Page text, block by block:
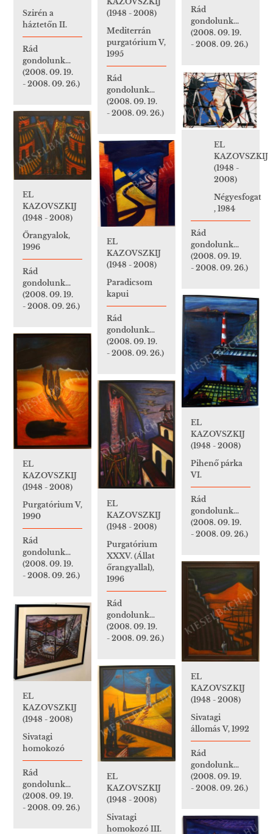
Szirén a
háztetőn II.
Rád
gondolunk...
(2008. 09. 19.
- 2008. 09. 26.)
(1948 - 2008)
Mediterrán
purgatórium V,
1995
Rád
gondolunk...
(2008. 09. 19.
- 2008. 09. 26.)
Rád
gondolunk...
(2008. 09. 19.
- 2008. 09. 26.)
EL
KAZOVSZKIJ
(1948 -
2008)
Négyesfogat
, 1984
Rád
gondolunk...
(2008. 09. 19.
- 2008. 09. 26.)
EL
KAZOVSZKIJ
(1948 - 2008)
Őrangyalok,
1996
Rád
gondolunk...
(2008. 09. 19.
- 2008. 09. 26.)
EL
KAZOVSZKIJ
(1948 - 2008)
Paradicsom
kapui
Rád
gondolunk...
(2008. 09. 19.
- 2008. 09. 26.)
EL
KAZOVSZKIJ
(1948 - 2008)
Pihenő párka
VI.
Rád
gondolunk...
(2008. 09. 19.
- 2008. 09. 26.)
EL
KAZOVSZKIJ
(1948 - 2008)
Purgatórium V,
1990
Rád
gondolunk...
(2008. 09. 19.
- 2008. 09. 26.)
EL
KAZOVSZKIJ
(1948 - 2008)
Purgatórium
XXXV. (Állat
őrangyallal),
1996
Rád
gondolunk...
(2008. 09. 19.
- 2008. 09. 26.)
EL
KAZOVSZKIJ
(1948 - 2008)
Sivatagi
állomás V, 1992
Rád
gondolunk...
(2008. 09. 19.
- 2008. 09. 26.)
EL
KAZOVSZKIJ
(1948 - 2008)
Sivatagi
homokozó
Rád
gondolunk...
(2008. 09. 19.
- 2008. 09. 26.)
EL
KAZOVSZKIJ
(1948 - 2008)
Sivatagi
homokozó III.